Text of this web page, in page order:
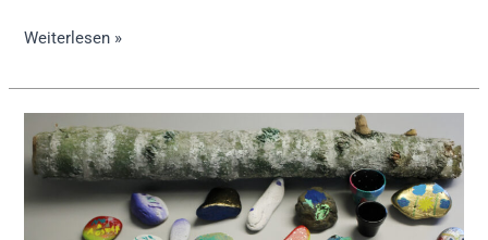
Weiterlesen »
Frühling
bringt
die
Harzsteine